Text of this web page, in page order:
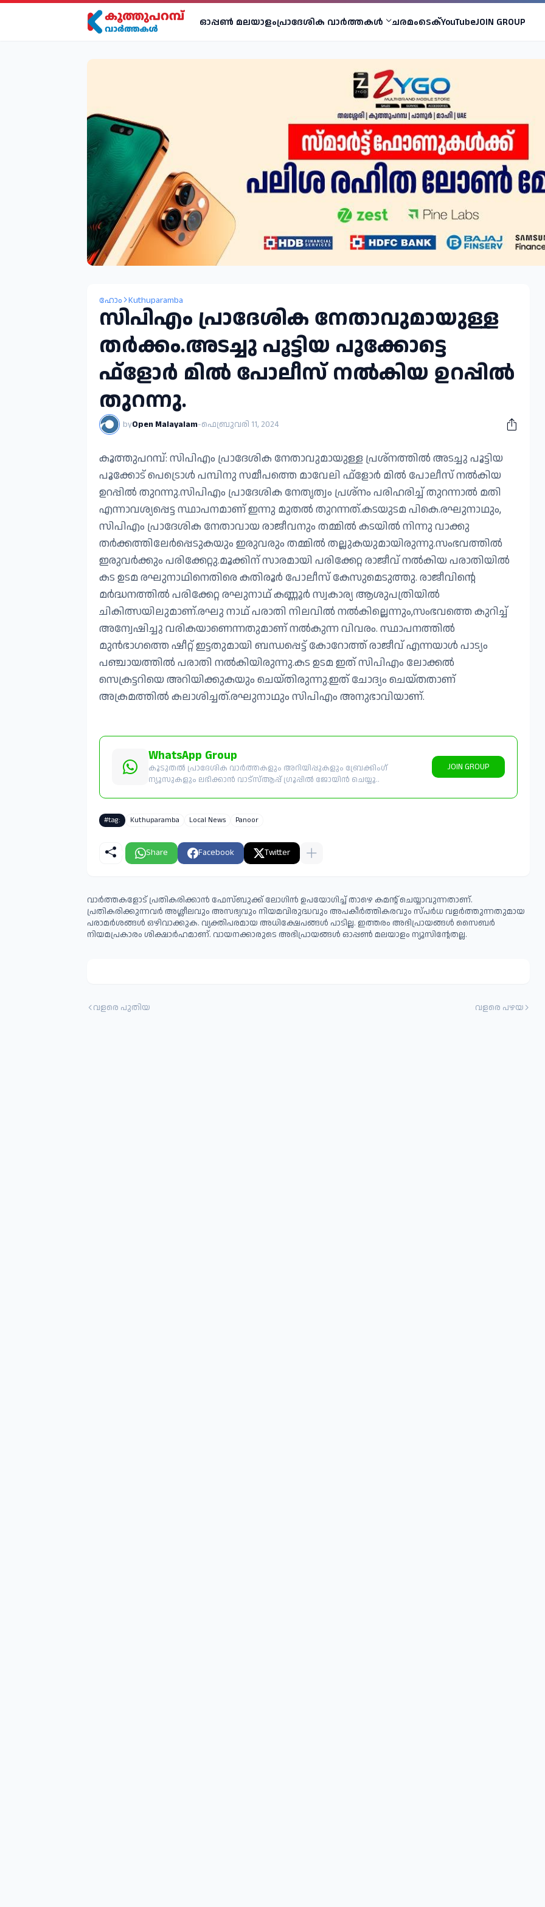
ഓപ്പണ്‍ മലയാളംപ്രാദേശിക വാര്‍ത്തകള്‍ ചരമംടെക്YouTubeJOIN GROUP
ഹോം Kuthuparamba
സിപിഎം പ്രാദേശിക നേതാവുമായുള്ള
തർക്കം.അടച്ചു പൂട്ടിയ പൂക്കോട്ടെ
ഫ്ളോർ മിൽ പോലീസ് നൽകിയ ഉറപ്പിൽ
തുറന്നു.
byOpen Malayalam-ഫെബ്രുവരി 11, 2024
കൂത്തുപറമ്പ്: സിപിഎം പ്രാദേശിക നേതാവുമായുള്ള പ്രശ്നത്തിൽ അടച്ചു പൂട്ടിയ
പൂക്കോട് പെട്രൊൾ പമ്പിനു സമീപത്തെ മാവേലി ഫ്ളോർ മിൽ പോലീസ് നൽകിയ
ഉറപ്പിൽ തുറന്നു.സിപിഎം പ്രാദേശിക നേതൃത്വം പ്രശ്നം പരിഹരിച്ച് തുറന്നാൽ മതി
എന്നാവശ്യപ്പെട്ട സ്ഥാപനമാണ് ഇന്നു മുതൽ തുറന്നത്.കടയുടമ പികെ.രഘുനാഥും,
സിപിഎം പ്രാദേശിക നേതാവായ രാജീവനും തമ്മിൽ കടയിൽ നിന്നു വാക്കു
തർക്കത്തിലേർപ്പെടുകയും ഇരുവരും തമ്മിൽ തല്ലുകയുമായിരുന്നു.സംഭവത്തിൽ
ഇരുവർക്കും പരിക്കേറ്റു.മൂക്കിന് സാരമായി പരിക്കേറ്റ രാജീവ് നൽകിയ പരാതിയിൽ
കട ഉടമ രഘുനാഥിനെതിരെ കതിരൂർ പോലീസ് കേസുമെടുത്തു. രാജീവിൻ്റെ
മർദ്ധനത്തിൽ പരിക്കേറ്റ രഘുനാഥ് കണ്ണൂർ സ്വകാര്യ ആശുപത്രിയിൽ
ചികിത്സയിലുമാണ്.രഘു നാഥ് പരാതി നിലവിൽ നൽകില്ലെന്നും,സംഭവത്തെ കുറിച്ച്
അന്വേഷിച്ചു വരികയാണെന്നതുമാണ് നൽകുന്ന വിവരം. സ്ഥാപനത്തിൽ
മുൻഭാഗത്തെ ഷീറ്റ് ഇട്ടതുമായി ബന്ധപ്പെട്ട് കോറോത്ത് രാജീവ് എന്നയാൾ പാട്യം
പഞ്ചായത്തിൽ പരാതി നൽകിയിരുന്നു.കട ഉടമ ഇത് സിപിഎം ലോക്കൽ
സെക്രട്ടറിയെ അറിയിക്കുകയും ചെയ്തിരുന്നു.ഇത് ചോദ്യം ചെയ്തതാണ്
അക്രമത്തിൽ കലാശിച്ചത്.രഘുനാഥും സിപിഎം അനുഭാവിയാണ്.
WhatsApp Group
കൂടുതൽ പ്രാദേശിക വാർത്തകളും അറിയിപ്പുകളും ബ്രേക്കിംഗ്
ന്യൂസുകളും ലഭിക്കാൻ വാട്സ്ആപ്പ് ഗ്രൂപ്പിൽ ജോയിൻ ചെയ്യൂ..
JOIN GROUP
#tag: Kuthuparamba Local News Panoor
Share Facebook Twitter
വാർത്തകളോട് പ്രതികരിക്കാൻ ഫേസ്ബുക്ക് ലോഗിൻ ഉപയോഗിച്ച് താഴെ കമന്റ് ചെയ്യാവുന്നതാണ്.
പ്രതികരിക്കുന്നവര്‍ അശ്ലീലവും അസഭ്യവും നിയമവിരുദ്ധവും അപകീര്‍ത്തികരവും സ്പര്‍ധ വളര്‍ത്തുന്നതുമായ
പരാമര്‍ശങ്ങള്‍ ഒഴിവാക്കുക. വ്യക്തിപരമായ അധിക്ഷേപങ്ങള്‍ പാടില്ല. ഇത്തരം അഭിപ്രായങ്ങള്‍ സൈബര്‍
നിയമപ്രകാരം ശിക്ഷാര്‍ഹമാണ്. വായനക്കാരുടെ അഭിപ്രായങ്ങള്‍ ഓപ്പൺ മലയാളം ന്യൂസിന്റേതല്ല.
വളരെ പുതിയ വളരെ പഴയ